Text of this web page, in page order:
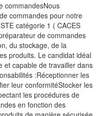
commandesNous
commandes pour notre
catégorie 1 ( CACES
de commandes
du stockage, de la
produits. Le candidat idéal
et capable de travailler dans
:Réceptionner les
leur conformitéStocker les
les procédures de
en fonction des